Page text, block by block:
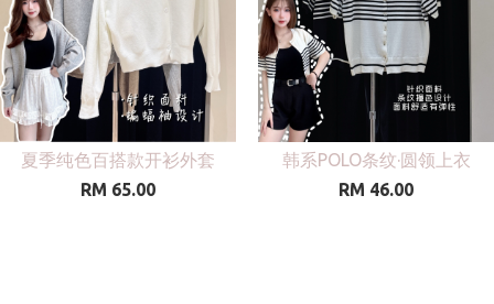
夏季纯色百搭款开衫外套
RM 65.00
韩系POLO条纹·圆领上衣
RM 46.00